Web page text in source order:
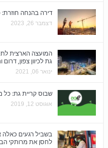
דירה בהנחה חוזרת: כ 40% מהדירות יוגרלו
דצמבר 26, 2023
המועצה הארצית
גת לכיוון צפון,
ינואר 06, 2021
שבוס קריית גת:
אוגוסט 12, 2019
בשביל רגעים כאלה
לחסן את מרותקי